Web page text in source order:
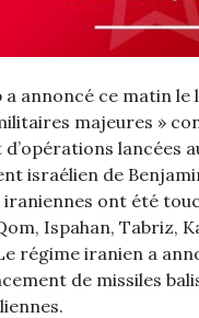
annoncé ce matin le
majeures »
lancées
israélien de
iraniennes ont été
Ispahan, Tabriz,
régime iranien a
de missiles